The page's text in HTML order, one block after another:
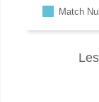
Match Nul